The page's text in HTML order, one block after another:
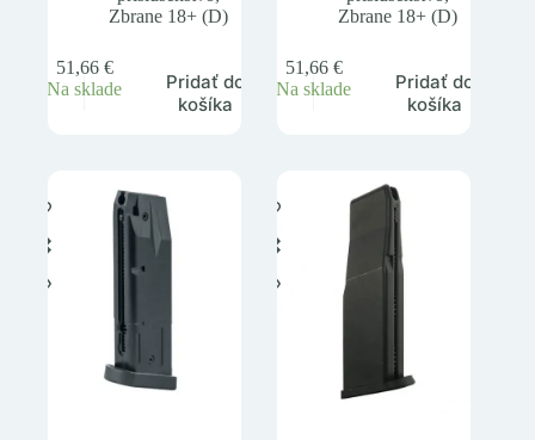
Zbrane 18+ (D)
51,66 €
Na sklade
Pridať do
košíka
Zbrane 18+ (D)
51,66 €
Na sklade
Pridať do
košíka